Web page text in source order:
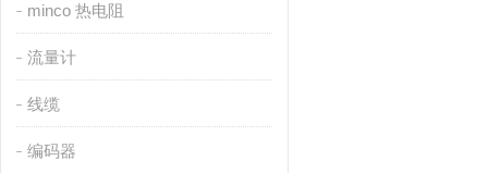
minco 热电阻
流量计
线缆
编码器